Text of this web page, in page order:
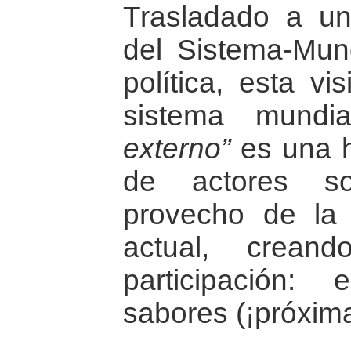
Trasladado a
del Sistema-
política, esta
sistema
externo”es una
de actores
provecho de la
actual,
participación:
sabores